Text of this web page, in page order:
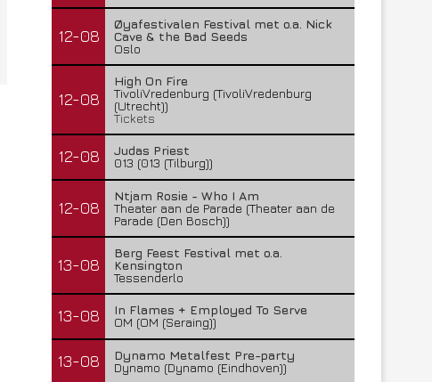
Lunatic Soul – Transition II
29 juli 2026 27 juli 2026
12-08
Øyafestivalen Festival met o.a. Nick
Cave & the Bad Seeds
Oslo
12-08
High On Fire
TivoliVredenburg (TivoliVredenburg
(Utrecht))
Tickets
12-08
Judas Priest
013 (013 (Tilburg))
12-08
Ntjam Rosie - Who I Am
Theater aan de Parade (Theater aan de
Parade (Den Bosch))
13-08
Berg Feest Festival met o.a.
Kensington
Tessenderlo
13-08
In Flames + Employed To Serve
OM (OM (Seraing))
13-08
Dynamo Metalfest Pre-party
Dynamo (Dynamo (Eindhoven))